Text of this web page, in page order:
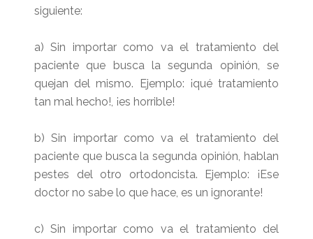
siguiente:
a) Sin importar como va el tratamiento del
paciente que busca la segunda opinión, se
quejan del mismo. Ejemplo: ¡qué tratamiento
tan mal hecho!, ¡es horrible!
b) Sin importar como va el tratamiento del
paciente que busca la segunda opinión, hablan
pestes del otro ortodoncista. Ejemplo: ¡Ese
doctor no sabe lo que hace, es un ignorante!
c) Sin importar como va el tratamiento del